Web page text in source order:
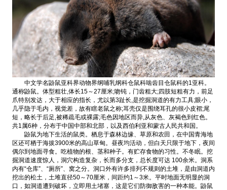
中文学名鼢鼠亚科界动物界纲哺乳纲科仓鼠科啮齿目仓鼠科的1亚科。
通称鼢鼠。体型粗壮,体长15～27厘米;吻钝，门齿粗大;四肢短粗有力，前足
爪特别发达，大于相应的指长，尤以第3趾长,是挖掘洞道的有力工具;眼小，
几乎隐于毛内，视觉差，故有瞎老鼠之称;耳壳仅是围绕耳孔的很小皮褶;尾
短，略长于后足,被稀疏毛或裸露;毛色因地区而异,从灰色、灰褐色到红色。
共1属6种，分布于中国中部和北部，以及西伯利亚和蒙古人民共和国。
鼢鼠为地下生活的鼠类。栖息于森林边缘、草原和农田，在中国青海地
区还可栖于海拔3900米的高山草甸。昼夜均活动，但白天只限于地下，夜间
偶尔到地面寻食。吃植物的根、茎和种子。有贮存食物的习性。不冬眠。挖
掘洞道速度惊人，洞穴构造复杂，长而多分支，总长度可达 100余米。洞系
内有“仓库”、“厕所”、窝之分。洞口外有许多排列不规则的土堆，是由洞道内
挖出的松土，土堆直径50～70厘米，间距约1～3米。平时地面无明显的洞
口，如洞道遭到破坏，立即用土堵塞，这是它们防御敌害的一种本能。鼢鼠